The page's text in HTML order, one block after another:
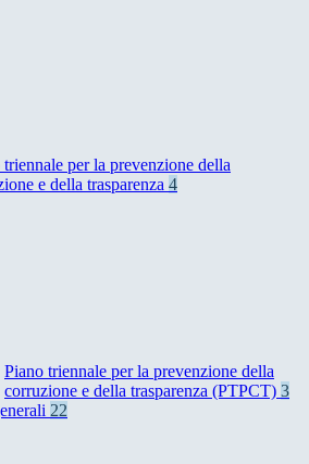
triennale per la prevenzione della
e della trasparenza 4
Piano triennale per la prevenzione della
corruzione e della trasparenza (PTPCT) 3
22